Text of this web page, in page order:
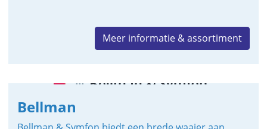
Meer informatie & assortiment
Bellman